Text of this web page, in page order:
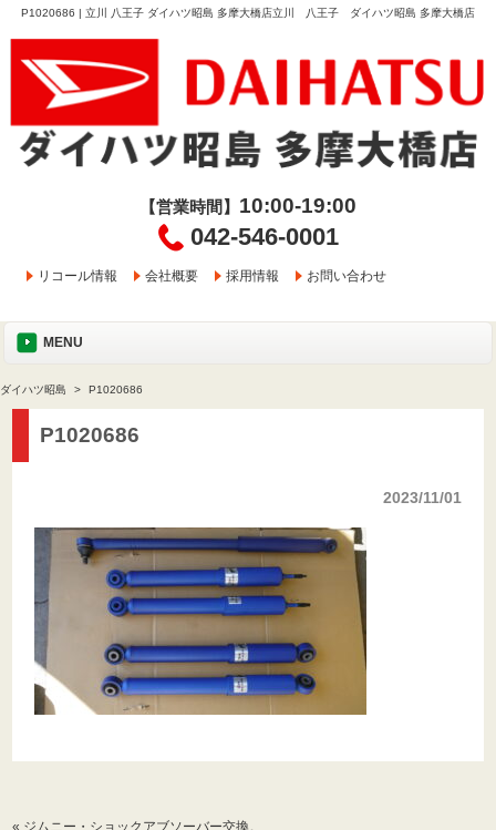
P1020686 | 立川 八王子 ダイハツ昭島 多摩大橋店立川 八王子 ダイハツ昭島 多摩大橋店
【営業時間】 10:00-19:00
042-546-0001
リコール情報 会社概要 採用情報 お問い合わせ
MENU
ダイハツ昭島 P1020686
P1020686
2023/11/01
« ジムニー・ショックアブソーバー交換。